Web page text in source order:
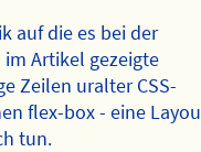
auf die es bei der
Artikel gezeigte
Zeilen uralter CSS-
flex-box - eine
tun.